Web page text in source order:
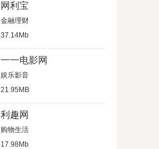
网利宝
金融理财
37.14Mb
一一电影网
娱乐影音
21.95MB
利趣网
购物生活
17.98Mb